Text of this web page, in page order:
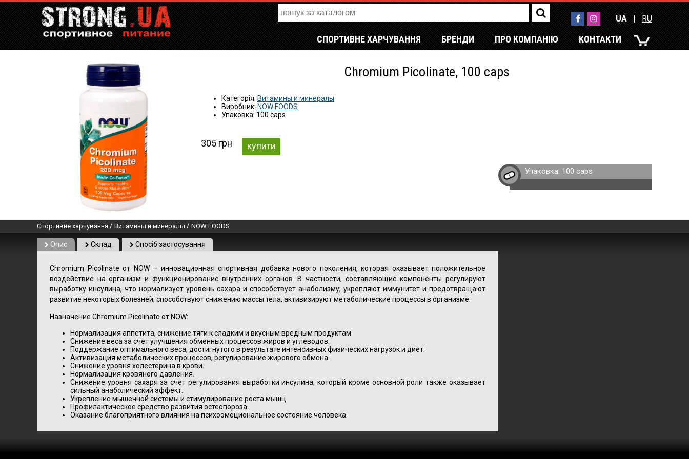
UA|RU
СПОРТИВНЕ ХАРЧУВАННЯ БРЕНДИ ПРО КОМПАНІЮ КОНТАКТИ
Chromium Picolinate, 100 caps
Категорія: Витамины и минералы
Виробник: NOW FOODS
Упаковка: 100 caps
305 грн купити
Упаковка: 100 caps
Спортивне харчування / Витамины и минералы / NOW FOODS
Опис Склад Спосіб застосування
Chromium Picolinate от NOW – инновационная спортивная добавка нового поколения, которая оказывает положительное
воздействие на организм и функционирование внутренних органов. В частности, составляющие компоненты регулируют
выработку инсулина, что нормализует уровень сахара и способствует анаболизму; укрепляют иммунитет и предотвращают
развитие некоторых болезней; способствуют снижению массы тела, активизируют метаболические процессы в организме.
Назначение Chromium Picolinate от NOW:
Нормализация аппетита, снижение тяги к сладким и вкусным вредным продуктам.
Снижение веса за счет улучшения обменных процессов жиров и углеводов.
Поддержание оптимального веса, достигнутого в результате интенсивных физических нагрузок и диет.
Активизация метаболических процессов, регулирование жирового обмена.
Снижение уровня холестерина в крови.
Нормализация кровяного давления.
Снижение уровня сахаря за счет регулирования выработки инсулина, который кроме основной роли также оказывает
сильный анаболический эффект.
Укрепление мышечной системы и стимулирование роста мышц.
Профилактическое средство развития остеопороза.
Оказание благоприятного влияния на психоэмоциональное состояние человека.